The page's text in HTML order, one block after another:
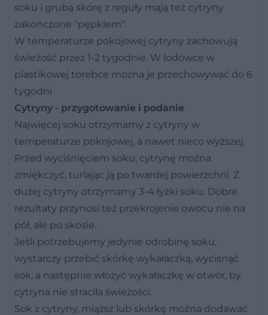
soku i grubą skórę z reguły mają też cytryny
zakończone "pępkiem".
W temperaturze pokojowej cytryny zachowują
świeżość przez 1-2 tygodnie. W lodówce w
plastikowej torebce można je przechowywać do 6
tygodni
Cytryny - przygotowanie i podanie
Najwięcej soku otrzymamy z cytryny w
temperaturze pokojowej, a nawet nieco wyższej.
Przed wyciśnięciem soku, cytrynę można
zmiękczyć, turlając ją po twardej powierzchni. Z
dużej cytryny otrzymamy 3-4 łyżki soku. Dobre
rezultaty przynosi też przekrojenie owocu nie na
pół, ale po skosie.
Jeśli potrzebujemy jedynie odrobinę soku,
wystarczy przebić skórkę wykałaczką, wycisnąć
sok, a następnie włożyć wykałaczkę w otwór, by
cytryna nie straciła świeżości.
Sok z cytryny, miąższ lub skórkę można dodawać